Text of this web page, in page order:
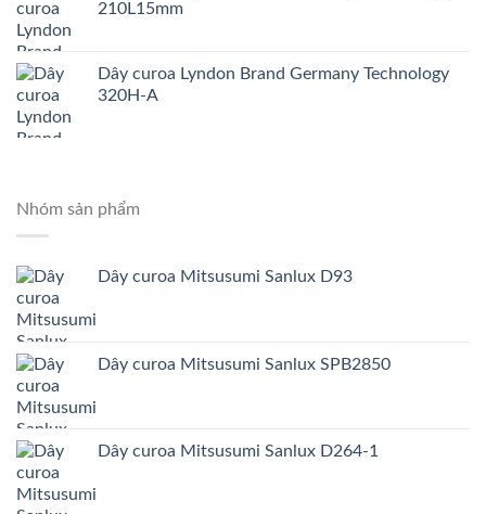
210L15mm
Dây curoa Lyndon Brand Germany Technology
320H-A
Nhóm sản phẩm
Dây curoa Mitsusumi Sanlux D93
Dây curoa Mitsusumi Sanlux SPB2850
Dây curoa Mitsusumi Sanlux D264-1